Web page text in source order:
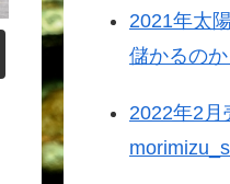
2021年太
儲かるのか
2022年2月